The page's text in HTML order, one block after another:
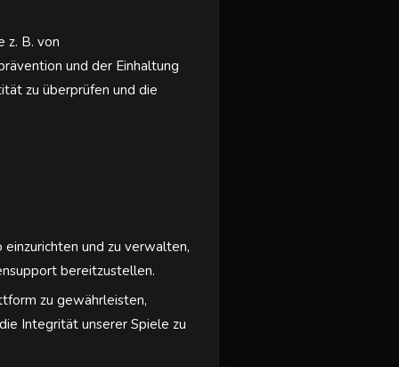
z. B. von
und der Einhaltung
zu überprüfen und die
und zu verwalten,
bereitzustellen.
zu gewährleisten,
Integrität unserer Spiele zu